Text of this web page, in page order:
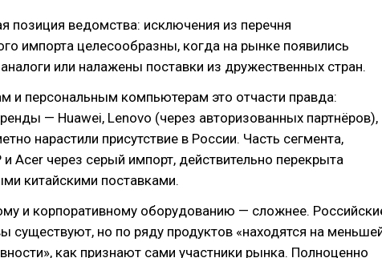
позиция ведомства: исключения из перечня
импорта целесообразны, когда на рынке появились
или налажены поставки из дружественных стран.
и персональным компьютерам это отчасти правда:
— Huawei, Lenovo (через авторизованных партнёров),
нарастили присутствие в России. Часть сегмента,
и Acer через серый импорт, действительно перекрыта
китайскими поставками.
и корпоративному оборудованию — сложнее.
существуют, но по ряду продуктов «находятся на
как признают сами участники рынка. Полноценно